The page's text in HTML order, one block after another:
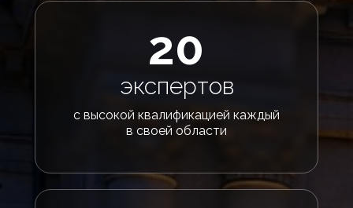
экспертов
с высокой квалификацией каждый
в своей области
20